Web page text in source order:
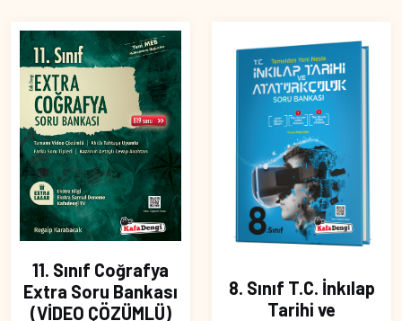
11. Sınıf Coğrafya
Extra Soru Bankası
(VİDEO ÇÖZÜMLÜ)
8. Sınıf T.C. İnkılap
Tarihi ve